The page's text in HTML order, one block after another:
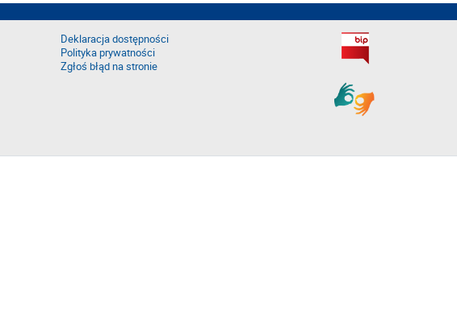
Deklaracja dostępności
Polityka prywatności
Zgłoś błąd na stronie